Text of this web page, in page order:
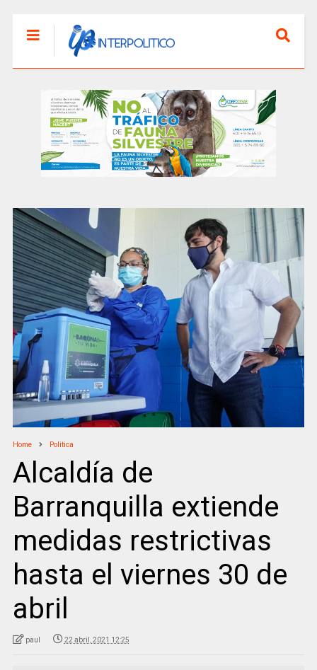
Home Politica
Alcaldía de
Barranquilla extiende
medidas restrictivas
hasta el viernes 30 de
abril
paul 22 abril, 2021 12:25